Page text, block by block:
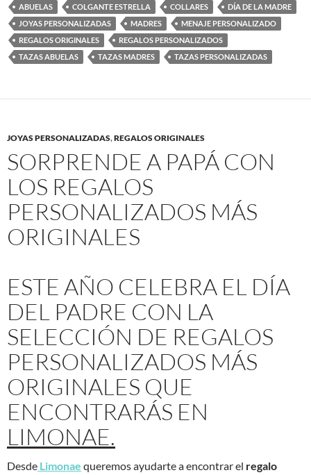
ABUELAS COLGANTE ESTRELLA COLLARES
DÍA DE LA MADRE
JOYAS PERSONALIZADAS
MADRES
MENAJE PERSONALIZADO
REGALOS ORIGINALES
REGALOS PERSONALIZADOS
TAZAS ABUELAS
TAZAS MADRES TAZAS PERSONALIZADAS
JOYAS PERSONALIZADAS,REGALOS ORIGINALES
SORPRENDE A PAPÁ CON
LOS REGALOS
PERSONALIZADOS MÁS
ORIGINALES
ESTE AÑO CELEBRA EL DÍA
DEL PADRE CON LA
SELECCIÓN DE REGALOS
PERSONALIZADOS MÁS
ORIGINALES QUE
ENCONTRARÁS EN
LIMONAE.
Desde Limonae queremos ayudarte a encontrar el regalo